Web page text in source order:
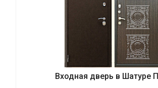
Входная дверь в Шатуре